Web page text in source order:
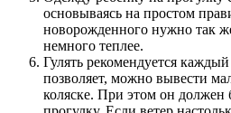
основываясь на простом
новорожденного нужно так
немного теплее.
Гулять рекомендуется
позволяет, можно вывести
коляске. При этом он